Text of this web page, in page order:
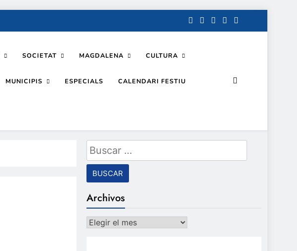
SOCIETAT MAGDALENA CULTURA
MUNICIPIS ESPECIALS CALENDARI FESTIU
Buscar:
Archivos
Archivos